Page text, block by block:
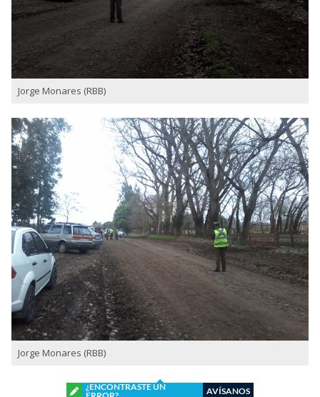
Jorge Monares (RBB)
Jorge Monares (RBB)
¿ENCONTRASTE UN
AVÍSANOS